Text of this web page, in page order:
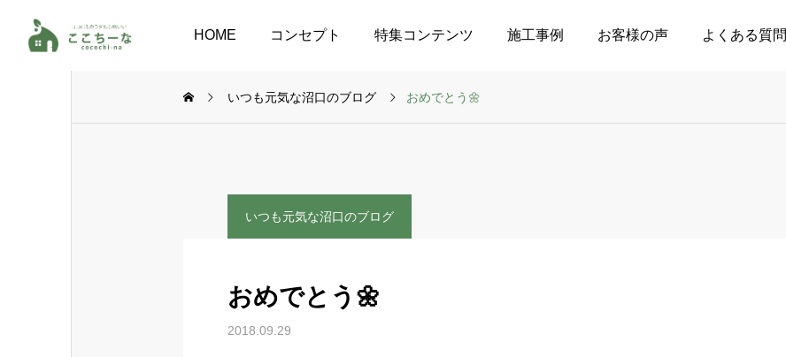
HOME コンセプト 特集コンテンツ 施工事例 お客様の声 よくある質問
いつも元気な沼口のブログ おめでとう🌼
いつも元気な沼口のブログ
おめでとう🌼
2018.09.29